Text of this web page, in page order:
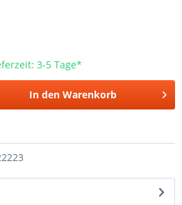
3-5 Tage*
In den Warenkorb